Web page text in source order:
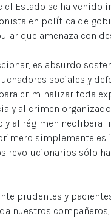
Estado se ha venido
en política de
que amenaza con
es absurdo
sociales y
criminalizar toda
y al crimen
y al régimen
simplemente
revolucionarios sólo
prudentes y
nuestros